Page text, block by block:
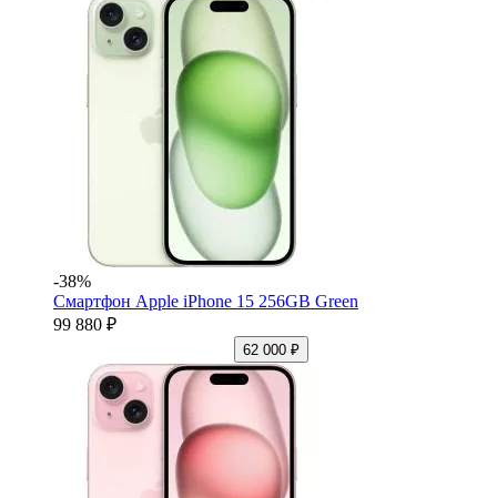
-38%
Смартфон Apple iPhone 15 256GB Green
99 880 ₽
62 000 ₽